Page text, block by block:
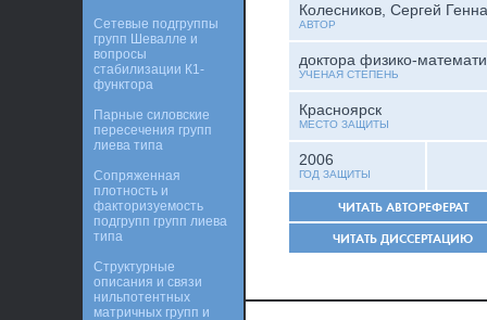
Колесников, Сергей
АВТОР
доктора физико-
УЧЕНАЯ СТЕПЕНЬ
Красноярск
МЕСТО ЗАЩИТЫ
2006
ГОД ЗАЩИТЫ
ЧИТАТЬ АВТОРЕФЕРАТ
ЧИТАТЬ ДИССЕРТАЦИЮ
Сетевые подгруппы
групп Шевалле и
вопросы
стабилизации К1-
функтора
Парные силовские
пересечения групп
лиева типа
Сопряженная
плотность и
факторизуемость
подгрупп групп лиева
типа
Структурные
описания и связи
нильпотентных
матричных групп и